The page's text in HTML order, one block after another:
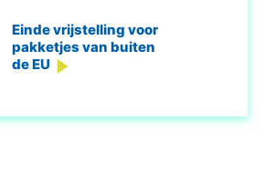
Einde vrijstelling voor
pakketjes van buiten
de EU